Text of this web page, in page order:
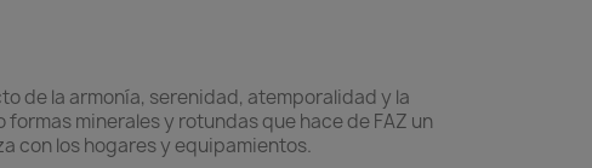
de la armonía, serenidad, atemporalidad y la
minerales y rotundas que hace de FAZ un
con los hogares y equipamientos.